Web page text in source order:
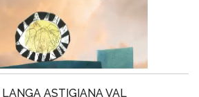
LANGA ASTIGIANA VAL